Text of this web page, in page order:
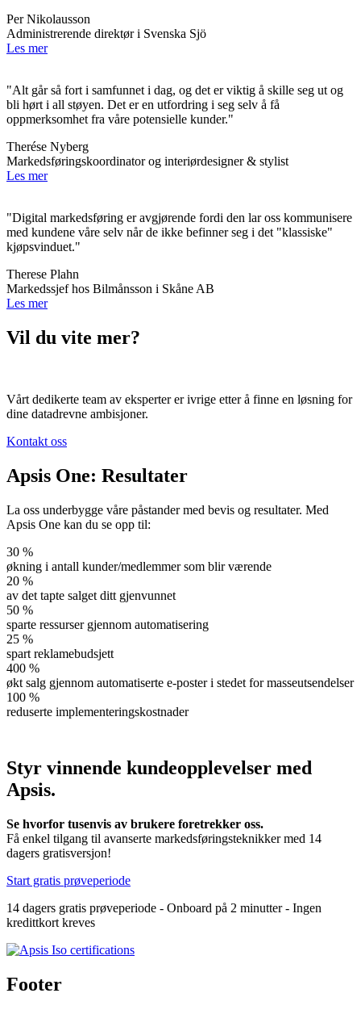
Per Nikolausson
Administrerende direktør i Svenska Sjö
Les mer
"Alt går så fort i samfunnet i dag, og det er viktig å skille seg ut og
bli hørt i all støyen. Det er en utfordring i seg selv å få
oppmerksomhet fra våre potensielle kunder."
Therése Nyberg
Markedsføringskoordinator og interiørdesigner & stylist
Les mer
"Digital markedsføring er avgjørende fordi den lar oss kommunisere
med kundene våre selv når de ikke befinner seg i det "klassiske"
kjøpsvinduet."
Therese Plahn
Markedssjef hos Bilmånsson i Skåne AB
Les mer
Vil du vite mer?
Vårt dedikerte team av eksperter er ivrige etter å finne en løsning for
dine datadrevne ambisjoner.
Kontakt oss
Apsis One: Resultater
La oss underbygge våre påstander med bevis og resultater. Med
Apsis One kan du se opp til:
30 %
økning i antall kunder/medlemmer som blir værende
20 %
av det tapte salget ditt gjenvunnet
50 %
sparte ressurser gjennom automatisering
25 %
spart reklamebudsjett
400 %
økt salg gjennom automatiserte e-poster i stedet for masseutsendelser
100 %
reduserte implementeringskostnader
Styr vinnende kundeopplevelser med
Apsis.
Se hvorfor tusenvis av brukere foretrekker oss.
Få enkel tilgang til avanserte markedsføringsteknikker med 14
dagers gratisversjon!
Start gratis prøveperiode
14 dagers gratis prøveperiode - Onboard på 2 minutter - Ingen
kredittkort kreves
Footer